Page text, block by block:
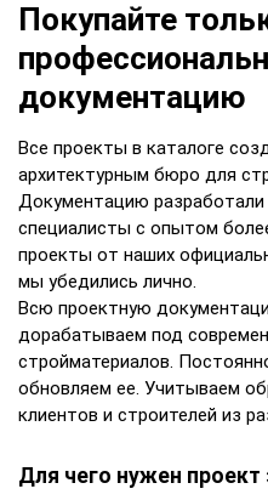
Покупайте
документацию
Все проекты в каталоге
архитектурным бюро для
Документацию
специалисты с опытом
проекты от наших
мы убедились лично.
Всю проектную
дорабатываем под
стройматериалов.
обновляем ее. Учитываем
клиентов и строителей из
Для чего нужен проект